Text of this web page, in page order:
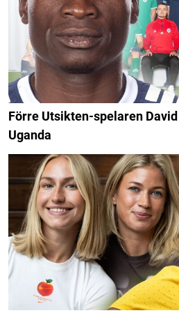
Förre Utsikten-spelaren
Uganda